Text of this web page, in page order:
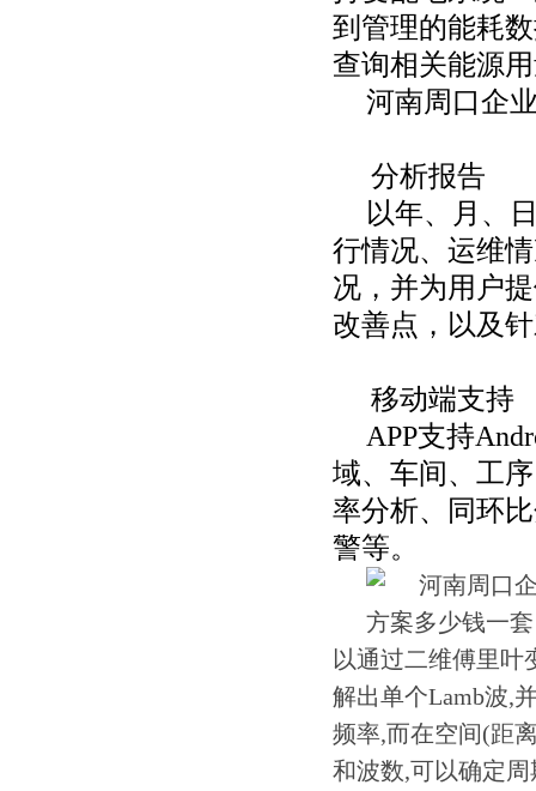
到管理的能耗
查询相关能源
河南周口企
分析报告
以年、月、
行情况、运维
况，并为用户
改善点，以及
移动端支持
APP支持
域、车间、工
率分析、同环
警等。
以通过二维傅里叶
解出单个Lamb波,
频率,而在空间(距
和波数,可以确定